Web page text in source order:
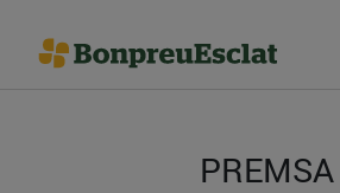
PREMSA